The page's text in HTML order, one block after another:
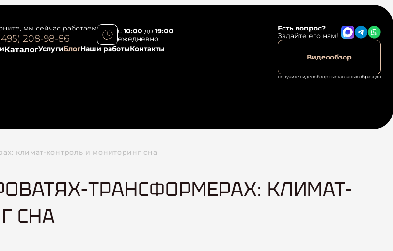
мы сейчас работаем
208-98-86
с 10:00 до 19:00
ежедневно
КаталогУслугиБлогНаши работыКонтакты
Есть вопрос?
Задайте его нам!
Видеообзор
получите видеообзор выставочных образцов
климат-контроль и мониторинг сна
ТРАНСФОРМЕРАХ: КЛИМАТ-
СНА